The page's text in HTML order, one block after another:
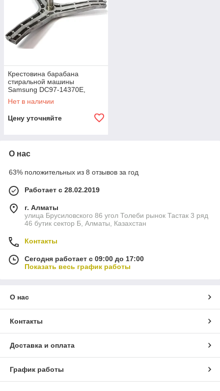
Крестовина барабана
стиральной машины
Samsung DC97-14370E,
подшипник 205/206, втулка
Ø35мм, вал 136мм
Нет в наличии
Цену уточняйте
О нас
63% положительных из 8 отзывов за год
Работает с 28.02.2019
г. Алматы
улица Брусиловского 86 угол Толеби рынок Тастак 3 ряд
46 бутик сектор Б, Алматы, Казахстан
Контакты
Сегодня работает с 09:00 до 17:00
Показать весь график работы
О нас
Контакты
Доставка и оплата
График работы